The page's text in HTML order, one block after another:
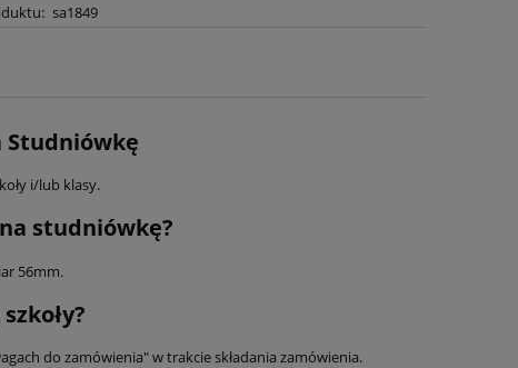
sa1849
Studniówkę
i/lub klasy.
studniówkę?
56mm.
do zamówienia" w trakcie składania zamówienia.